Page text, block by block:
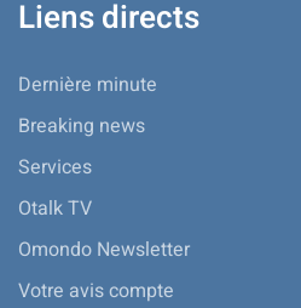
Liens directs
Dernière minute
Breaking news
Services
Otalk TV
Omondo Newsletter
Votre avis compte